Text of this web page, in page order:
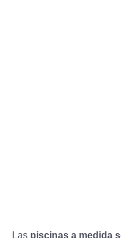
Las piscinas a medida